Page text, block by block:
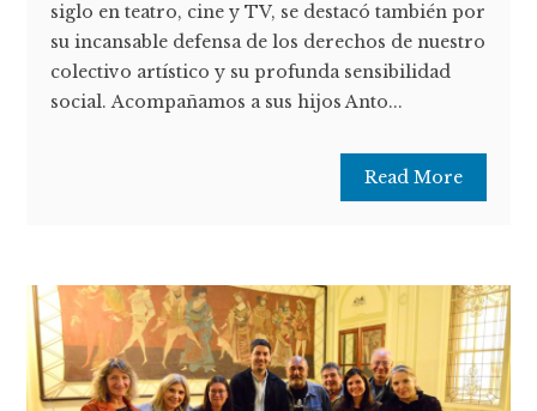
siglo en teatro, cine y TV, se destacó también por
su incansable defensa de los derechos de nuestro
colectivo artístico y su profunda sensibilidad
social. Acompañamos a sus hijos Anto...
Read More